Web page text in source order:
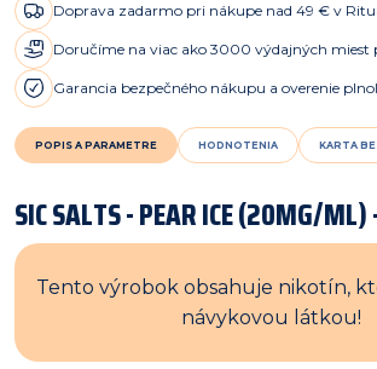
Doprava zadarmo pri nákupe nad 49 € v
Doručíme na viac ako 3000 výdajných miest
Garancia bezpečného nákupu a overenie
POPIS A PARAMETRE HODNOTENIA KARTA
SIC SALTS - PEAR ICE (20MG/ML)
Tento výrobok obsahuje nikotín,
návykovou látkou!